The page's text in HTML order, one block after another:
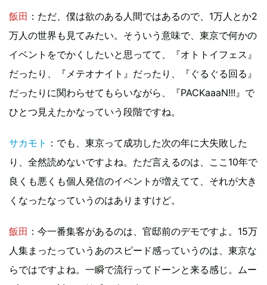
飯田 ：ただ、僕は欲のある人間ではあるので、1万人とか2
万人の世界も見てみたい。そういう意味で、東京で何かの
イベントをでかくしたいと思ってて、『オトトイフェス』
だったり、『メテオナイト』だったり、『ぐるぐる回る』
だったりに関わらせてもらいながら、『PACKaaaN!!!』で
ひとつ見えたかなっていう段階ですね。
サカモト ：でも、東京って成功した次の年に大失敗した
り、全然読めないですよね。ただ言えるのは、ここ10年で
良くも悪くも個人発信のイベントが増えてて、それが大き
くなったなっていうのはありますけど。
飯田 ：今一番集客があるのは、官邸前のデモですよ。15万
人集まったっていうあのスピード感っていうのは、東京な
らではですよね。一瞬で流行ってドーンと来る感じ。ムー